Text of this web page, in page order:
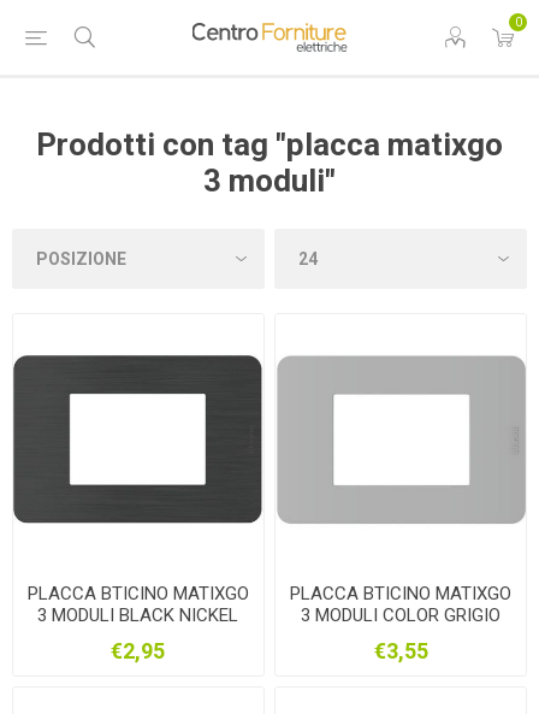
0
Prodotti con tag "placca matixgo
3 moduli"
PLACCA BTICINO MATIXGO
3 MODULI BLACK NICKEL
€2,95
PLACCA BTICINO MATIXGO
3 MODULI COLOR GRIGIO
€3,55